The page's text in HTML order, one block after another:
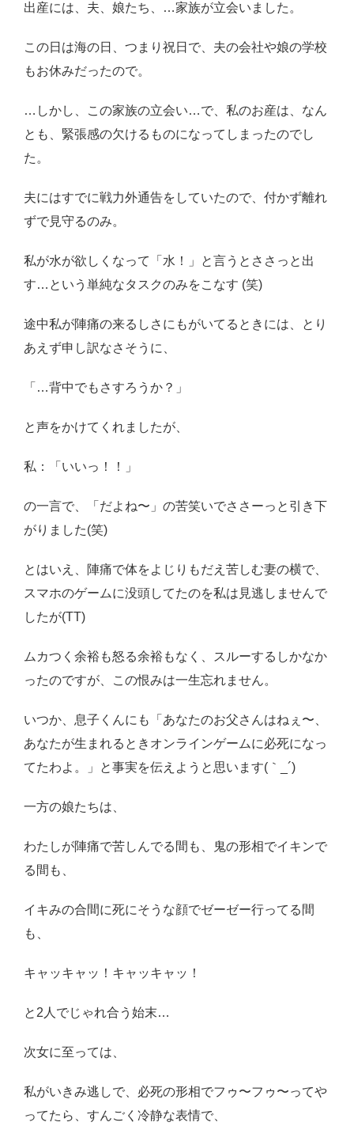
コスメ・スキンケア
出産には、夫、娘たち、…家族が立会いました。
この日は海の日、つまり祝日で、夫の会社や娘の学校
もお休みだったので。
…しかし、この家族の立会い…で、私のお産は、なん
とも、緊張感の欠けるものになってしまったのでし
た。
夫にはすでに戦力外通告をしていたので、付かず離れ
ずで見守るのみ。
私が水が欲しくなって「水！」と言うとささっと出
す…という単純なタスクのみをこなす (笑)
途中私が陣痛の来るしさにもがいてるときには、とり
あえず申し訳なさそうに、
「…背中でもさすろうか？」
と声をかけてくれましたが、
私：「いいっ！！」
の一言で、「だよね〜」の苦笑いでささーっと引き下
がりました(笑)
とはいえ、陣痛で体をよじりもだえ苦しむ妻の横で、
スマホのゲームに没頭してたのを私は見逃しませんで
したが(TT)
ムカつく余裕も怒る余裕もなく、スルーするしかなか
ったのですが、この恨みは一生忘れません。
いつか、息子くんにも「あなたのお父さんはねぇ〜、
あなたが生まれるときオンラインゲームに必死になっ
てたわよ。」と事実を伝えようと思います(｀_´)ゞ
一方の娘たちは、
わたしが陣痛で苦しんでる間も、鬼の形相でイキンで
る間も、
イキみの合間に死にそうな顔でゼーゼー行ってる間
も、
キャッキャッ！キャッキャッ！
と2人でじゃれ合う始末…
次女に至っては、
私がいきみ逃しで、必死の形相でフゥ〜フゥ〜ってや
ってたら、すんごく冷静な表情で、